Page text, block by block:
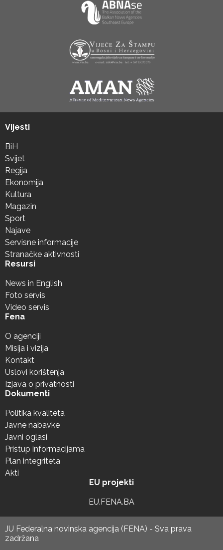
Vijesti
BiH
Svijet
Regija
Ekonomija
Kultura
Magazin
Sport
Najave
Servisne informacije
Stranačke aktivnosti
Resursi
News in English
Foto servis
Video servis
Fena
O agenciji
Misija i vizija
Kontakt
Uslovi korištenja
Izjava o privatnosti
Dokumenti
Politika kvaliteta
Javne nabavke
Javni oglasi
Pristup informacijama
Plan integriteta
Akti
EU projekti
EU.FENA.BA
JU Federalna novinska agencija (FENA) - Sva prava
zadržana